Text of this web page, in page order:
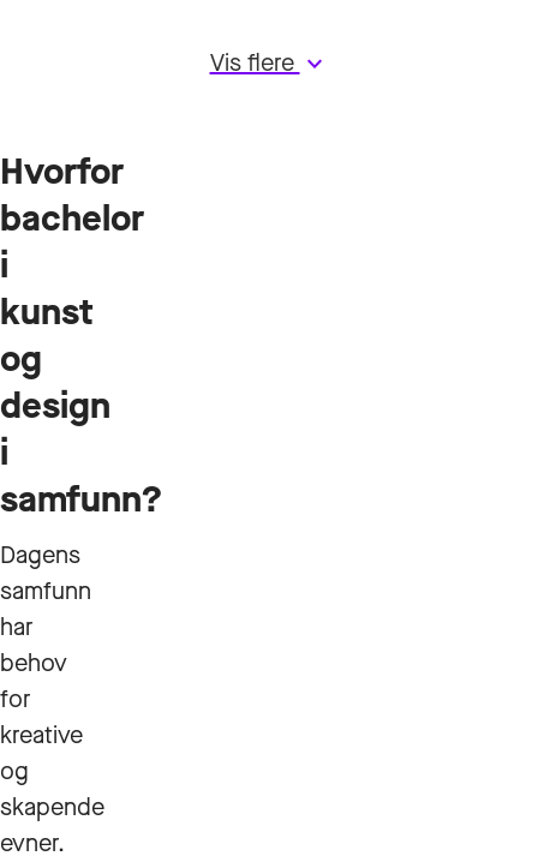
Vis flerekeyboard_arrow_down
Hvorfor
bachelor
i
kunst
og
design
i
samfunn?
Dagens
samfunn
har
behov
for
kreative
og
skapende
evner.